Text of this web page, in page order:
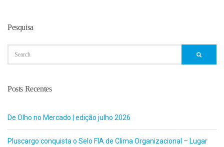
Pesquisa
Posts Recentes
De Olho no Mercado | edição julho 2026
Pluscargo conquista o Selo FIA de Clima Organizacional – Lugar